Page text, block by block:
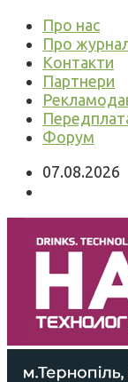
Про нас
Про
Контакти
Партнери
Форум
07.08.2026